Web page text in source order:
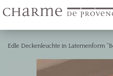
Edle Deckenleuchte in Laternenform